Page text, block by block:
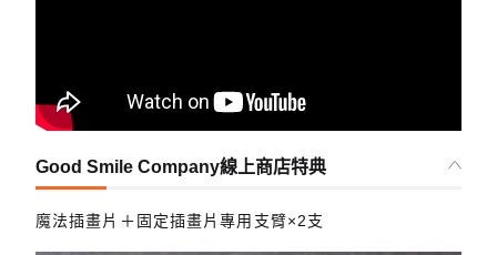
Good Smile Company線上商店特典
魔法插畫片＋固定插畫片專用支臂×2支